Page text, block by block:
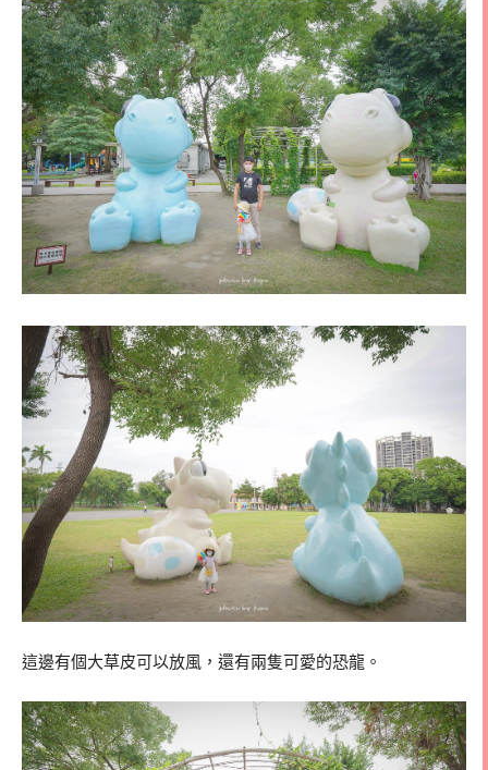
這邊有個大草皮可以放風，還有兩隻可愛的恐龍。